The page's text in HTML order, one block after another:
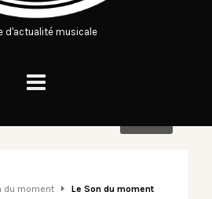
d'actualité musicale
du moment
Le Son du moment